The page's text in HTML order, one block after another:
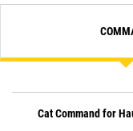
Cat Command for